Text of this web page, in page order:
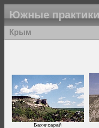
Южные
Крым
Бахчисарай